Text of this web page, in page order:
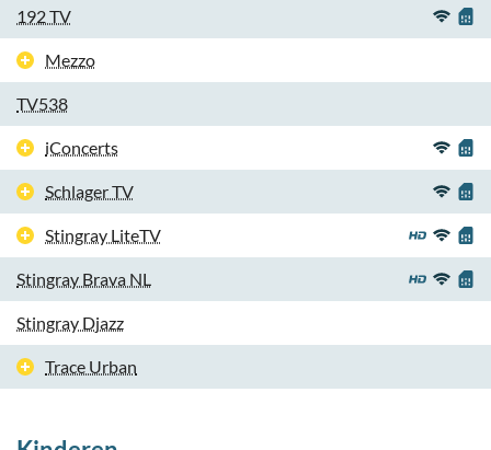
192 TV
Mezzo
TV538
iConcerts
Schlager TV
Stingray LiteTV
Stingray Brava NL
Stingray Djazz
Trace Urban